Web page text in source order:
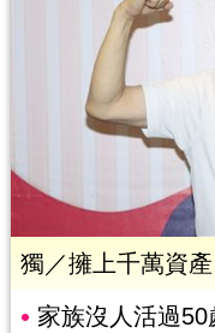
獨／擁上千萬資
家族沒人活過